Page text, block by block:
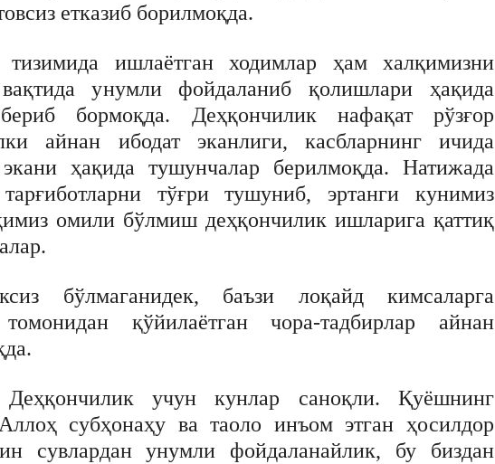
етказиб борилмоқда.
ишлаётган ходимлар ҳам халқимизни
унумли фойдаланиб қолишлари ҳақида
бормоқда. Деҳқончилик нафақат рўзғор
айнан ибодат эканлиги, касбларнинг ичида
ҳақида тушунчалар берилмоқда. Натижада
тўғри тушуниб, эртанги кунимиз
омили бўлмиш деҳқончилик ишларига қаттиқ
бўлмаганидек, баъзи лоқайд кимсаларга
қўйилаётган чора-тадбирлар айнан
учун кунлар саноқли. Қуёшнинг
субҳонаҳу ва таоло инъом этган ҳосилдор
сувлардан унумли фойдаланайлик, бу биздан